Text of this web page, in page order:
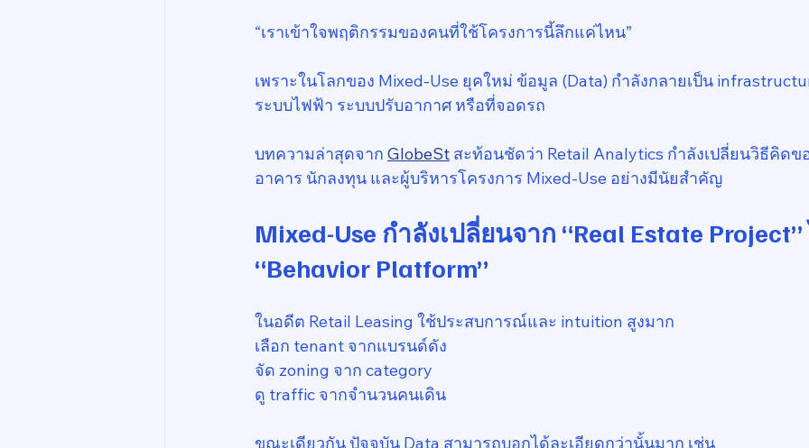
“เราเข้าใจพฤติกรรมของคนที่ใช้โครงการนี้ลึกแค่ไหน”
เพราะในโลกของ Mixed-Use ยุคใหม่ ข้อมูล (Data) กำลังกลายเป็น
ระบบไฟฟ้า ระบบปรับอากาศ หรือที่จอดรถ
บทความล่าสุดจาก GlobeSt สะท้อนชัดว่า Retail Analytics กำลังเปลี่ยนวิธีคิดข
อาคาร นักลงทุน และผู้บริหารโครงการ Mixed-Use อย่างมีนัยสำคัญ
Mixed-Use กำลังเปลี่ยนจาก “Real Estate
“Behavior Platform”
ในอดีต Retail Leasing ใช้ประสบการณ์และ intuition สูงมาก
เลือก tenant จากแบรนด์ดัง
จัด zoning จาก category
ดู traffic จากจำนวนคนเดิน
ขณะเดียวกัน ปัจจุบัน Data สามารถบอกได้ละเอียดกว่านั้นมาก เช่น